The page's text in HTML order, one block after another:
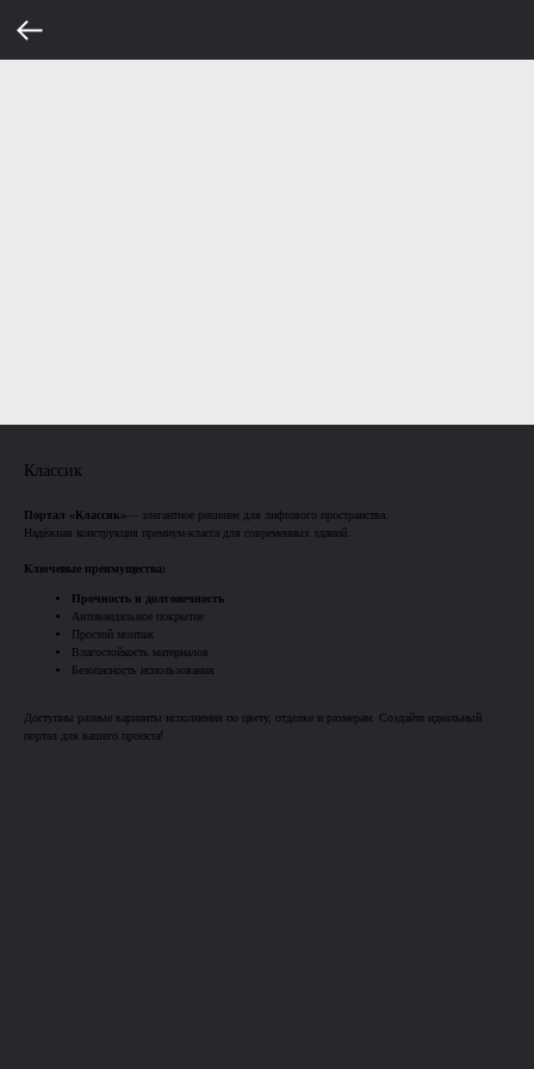
Классик
Портал «Классик» — элегантное решение для лифтового пространства.
Надёжная конструкция премиум-класса для современных зданий.
Ключевые преимущества:
Прочность и долговечность
Антивандальное покрытие
Простой монтаж
Влагостойкость материалов
Безопасность использования
Доступны разные варианты исполнения по цвету, отделке и размерам. Создайте идеальный
портал для вашего проекта!